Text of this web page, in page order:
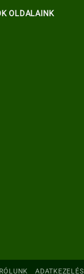
OLDALAINK
RÓLUNK ADATKEZELÉS